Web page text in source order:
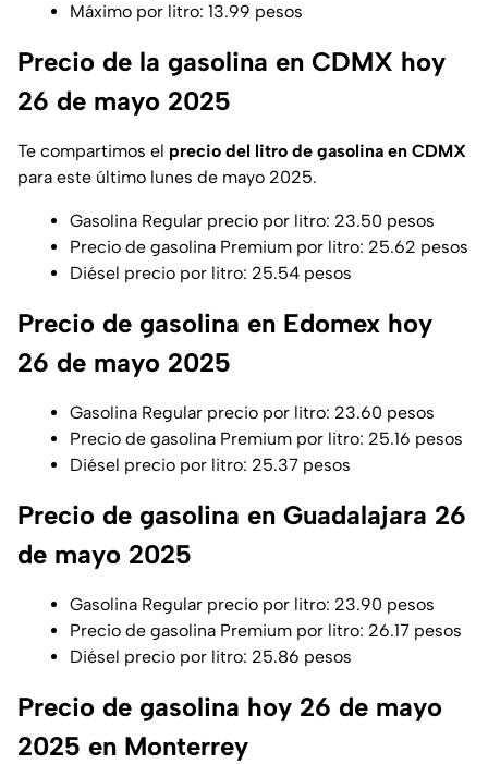
Máximo por litro: 13.99 pesos
Precio de la gasolina en CDMX hoy
26 de mayo 2025
Te compartimos el precio del litro de gasolina en CDMX
para este último lunes de mayo 2025.
Gasolina Regular precio por litro: 23.50 pesos
Precio de gasolina Premium por litro: 25.62 pesos
Diésel precio por litro: 25.54 pesos
Precio de gasolina en Edomex hoy
26 de mayo 2025
Gasolina Regular precio por litro: 23.60 pesos
Precio de gasolina Premium por litro: 25.16 pesos
Diésel precio por litro: 25.37 pesos
Precio de gasolina en Guadalajara 26
de mayo 2025
Gasolina Regular precio por litro: 23.90 pesos
Precio de gasolina Premium por litro: 26.17 pesos
Diésel precio por litro: 25.86 pesos
Precio de gasolina hoy 26 de mayo
2025 en Monterrey